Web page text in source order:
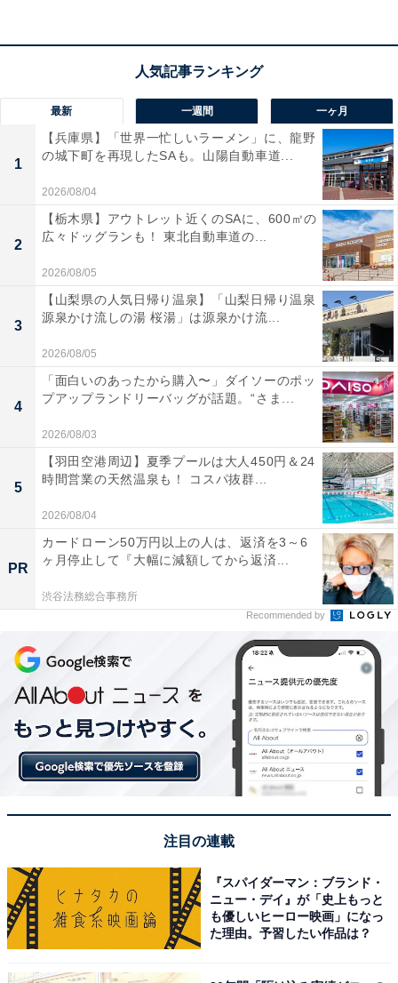
「袋井温泉和の湯」の口コミは？
「袋井温泉和の湯」には以下のような口コミが寄せられ
ています。
琥珀色をした天然温泉の泉質が素晴らしく、体の芯
からしっかりと温まって湯冷めしにくい。
地下天然水を使用した掛け流しの水風呂は非常にま
温泉水を使って施設内で丁寧に育てられた自家製の
「とらふぐ」料理が、手頃な価格で非常に美味しか
った。
最新 一週間 一ヶ月
1
【兵庫県】「世界一忙しいラーメン」に、龍野
の城下町を再現したSAも。山陽自動車道...
2026/08/04
2
【栃木県】アウトレット近くのSAに、600㎡の
広々ドッグランも！ 東北自動車道の...
2026/08/05
3
【山梨県の人気日帰り温泉】「山梨日帰り温泉
源泉かけ流しの湯 桜湯」は源泉かけ流...
2026/08/05
4
「面白いのあったから購入〜」ダイソーのポッ
プアップランドリーバッグが話題。“さま...
2026/08/03
5
【羽田空港周辺】夏季プールは大人450円＆24
時間営業の天然温泉も！ コスパ抜群...
2026/08/04
PR
カードローン50万円以上の人は、返済を3～6
ヶ月停止して『大幅に減額してから返済...
渋谷法務総合事務所
Recommended by
注目の連載
『スパイダーマン：ブランド・
ニュー・デイ』が「史上もっと
も優しいヒーロー映画」になっ
た理由。予習したい作品は？